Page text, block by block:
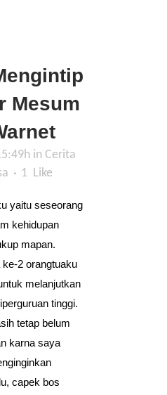
Mesum
in Cerita
1 Like
yaitu seseorang
kehidupan
mapan.
2 orangtuaku
melanjutkan
tinggi.
tetap belum
karna saya
capek bos